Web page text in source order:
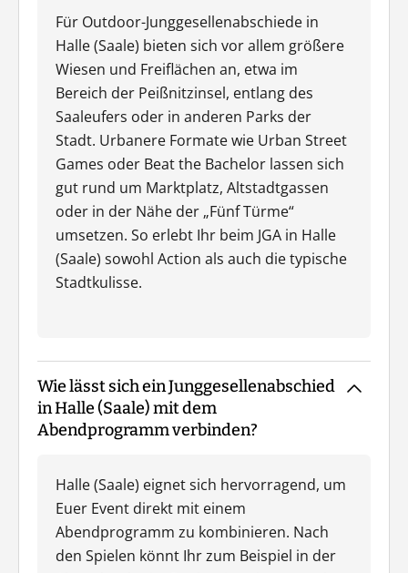
Für Outdoor-Junggesellenabschiede in
Halle (Saale) bieten sich vor allem größere
Wiesen und Freiflächen an, etwa im
Bereich der Peißnitzinsel, entlang des
Saaleufers oder in anderen Parks der
Stadt. Urbanere Formate wie Urban Street
Games oder Beat the Bachelor lassen sich
gut rund um Marktplatz, Altstadtgassen
oder in der Nähe der „Fünf Türme“
umsetzen. So erlebt Ihr beim JGA in Halle
(Saale) sowohl Action als auch die typische
Stadtkulisse.
Wie lässt sich ein Junggesellenabschied
in Halle (Saale) mit dem
Abendprogramm verbinden?
Halle (Saale) eignet sich hervorragend, um
Euer Event direkt mit einem
Abendprogramm zu kombinieren. Nach
den Spielen könnt Ihr zum Beispiel in der